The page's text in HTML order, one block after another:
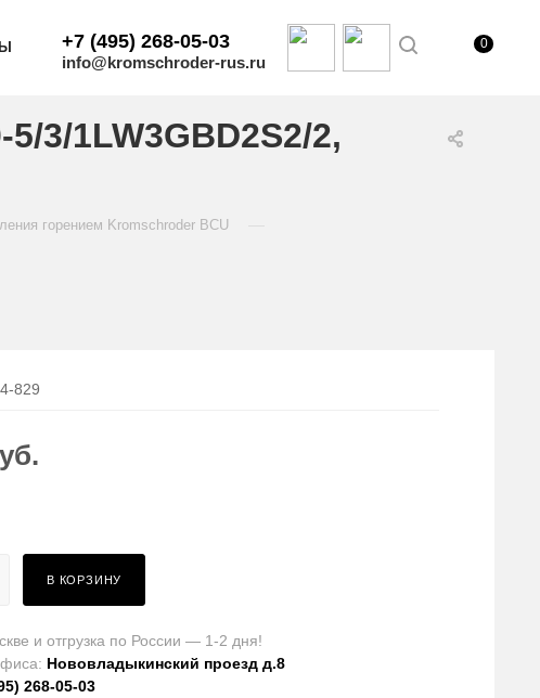
+7 (495) 268-05-03
info@kromschroder-rus.ru
0
3/1LW3GBD2S2/2,
горением Kromschroder BCU
829
В КОРЗИНУ
и отгрузка по России — 1-2 дня!
Нововладыкинский проезд д.8
268-05-03